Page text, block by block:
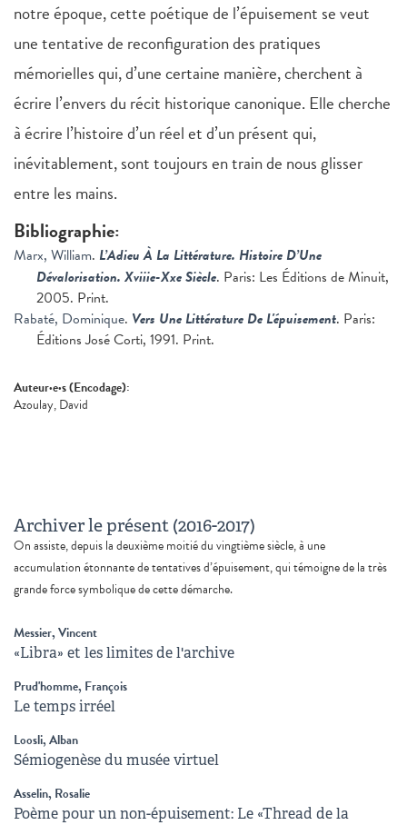
notre époque, cette poétique de l’épuisement se veut
une tentative de reconfiguration des pratiques
mémorielles qui, d’une certaine manière, cherchent à
écrire l’envers du récit historique canonique. Elle cherche
à écrire l’histoire d’un réel et d’un présent qui,
inévitablement, sont toujours en train de nous glisser
entre les mains.
Bibliographie:
Marx, William. L’Adieu À La Littérature. Histoire D’Une
Dévalorisation. Xviiie-Xxe Siècle. Paris: Les Éditions de Minuit,
2005. Print.
Rabaté, Dominique. Vers Une Littérature De L'épuisement. Paris:
Éditions José Corti, 1991. Print.
Auteur·e·s (Encodage):
Azoulay, David
Archiver le présent (2016-2017)
On assiste, depuis la deuxième moitié du vingtième siècle, à une
accumulation étonnante de tentatives d’épuisement, qui témoigne de la très
grande force symbolique de cette démarche.
Messier, Vincent
«Libra» et les limites de l'archive
Prud'homme, François
Le temps irréel
Loosli, Alban
Sémiogenèse du musée virtuel
Asselin, Rosalie
Poème pour un non-épuisement: Le «Thread de la